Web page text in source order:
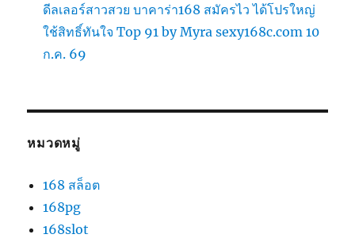
ดีลเลอร์สาวสวย บาคาร่า168 สมัครไว ได้โปรใหญ่
ใช้สิทธิ์ทันใจ Top 91 by Myra sexy168c.com 10
ก.ค. 69
หมวดหมู่
168 สล็อต
168pg
168slot